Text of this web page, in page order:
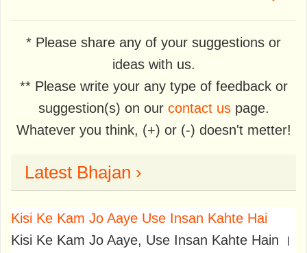
* Please share any of your suggestions or
ideas with us.
** Please write your any type of feedback or
suggestion(s) on our contact uspage.
Whatever you think, (+) or (-) doesn't metter!
Latest Bhajan ›
Kisi Ke Kam Jo Aaye Use Insan Kahte Hai
Kisi Ke Kam Jo Aaye, Use Insan Kahte Hain ।